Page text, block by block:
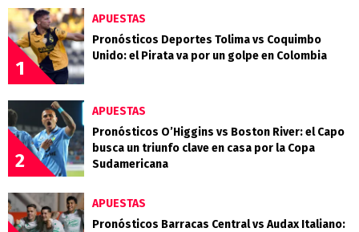
1
APUESTAS
Pronósticos Deportes Tolima vs Coquimbo
Unido: el Pirata va por un golpe en Colombia
2
APUESTAS
Pronósticos O’Higgins vs Boston River: el Capo
busca un triunfo clave en casa por la Copa
Sudamericana
APUESTAS
Pronósticos Barracas Central vs Audax Italiano: